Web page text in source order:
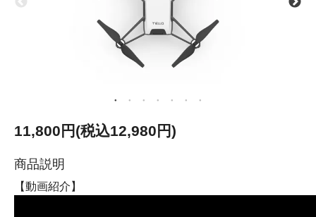
11,800円(税込12,980円)
商品説明
【動画紹介】